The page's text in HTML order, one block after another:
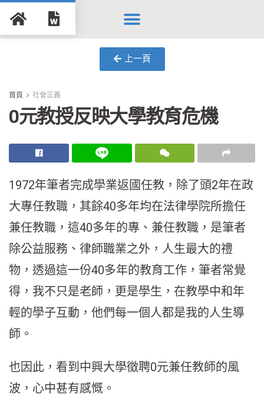
上一頁
首頁 社會正義
0元教授反映大學教育危機
1972年筆者完成學業返國任教，除了頭2年在政
大專任教職，其餘40多年均在法律學院所擔任
兼任教職，這40多年的專、兼任教職，是筆者
除公益服務、律師職業之外，人生最大的禮
物，透過這一份40多年的教育工作，筆者常覺
得，我不只是老師，更是學生，在教學中和年
輕的學子互動，他們每一個人都是我的人生導
師。
也因此，看到中興大學徵聘0元兼任教師的風
波，心中甚有感慨。